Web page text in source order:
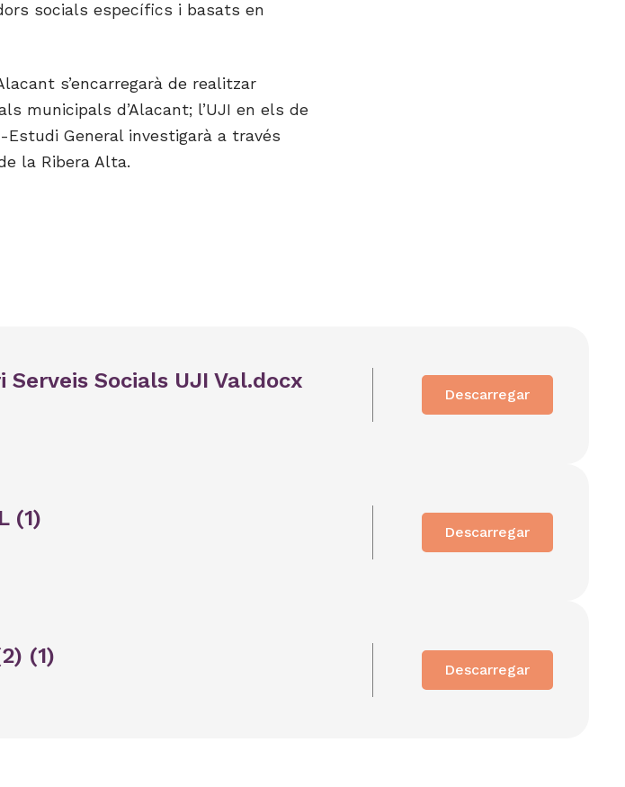
socials específics i basats en
s’encarregarà de realitzar
municipals d’Alacant; l’UJI en els de
General investigarà a través
la Ribera Alta.
Socials UJI Val.docx
Descarregar
(1)
Descarregar
(1)
Descarregar